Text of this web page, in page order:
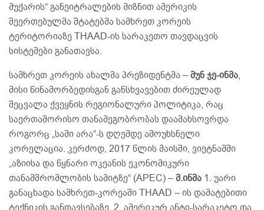
მუქარის“ განეიტრალების მიზნით ამერიკის
შეერთებულმა შტატებმა სამხრეთ კორეის
ტერიტორიაზე THAAD-ის სარაკეთო თავდაცვის
სისტემები განათავსა.
სამხრეთ კორეის ახალმა პრეზიდენტმა –მუნ ჯე-ინმა,
მისი წინამორბედისგან განსხვავებით ძირეულად
შეცვალა ქვეყნის რეგიონალური პოლიტიკა, რაც
საერთაშორისო თანამეგობრობას დაამახსოვრდა
როგორც „სამი არა“-ს დღემდე ამოუხსნელი
კორელაცია. კერძოდ, 2017 წლის მაისში, ვიეტნამში
„აზიისა და წყნარი ოკეანის ეკონომიკური
თანამშრომლობის სამიტზე“ (APEC) –მ.ინმა 1. უარი
განაცხადა სამხრეთ-კორეაში THAAD – ის დამატებითი